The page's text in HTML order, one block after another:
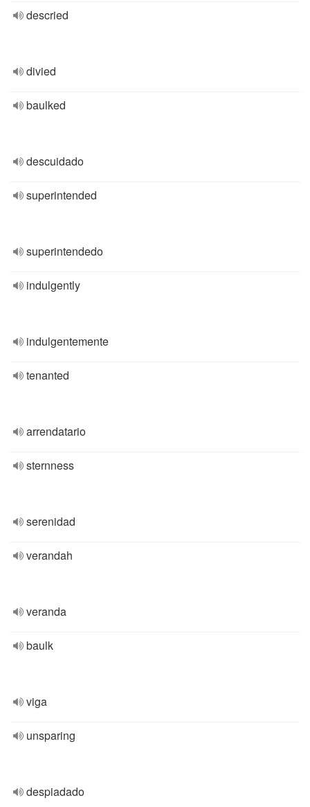
descried
divied
baulked
descuidado
superintended
superintendedo
indulgently
indulgentemente
tenanted
arrendatario
sternness
serenidad
verandah
veranda
baulk
viga
unsparing
despiadado